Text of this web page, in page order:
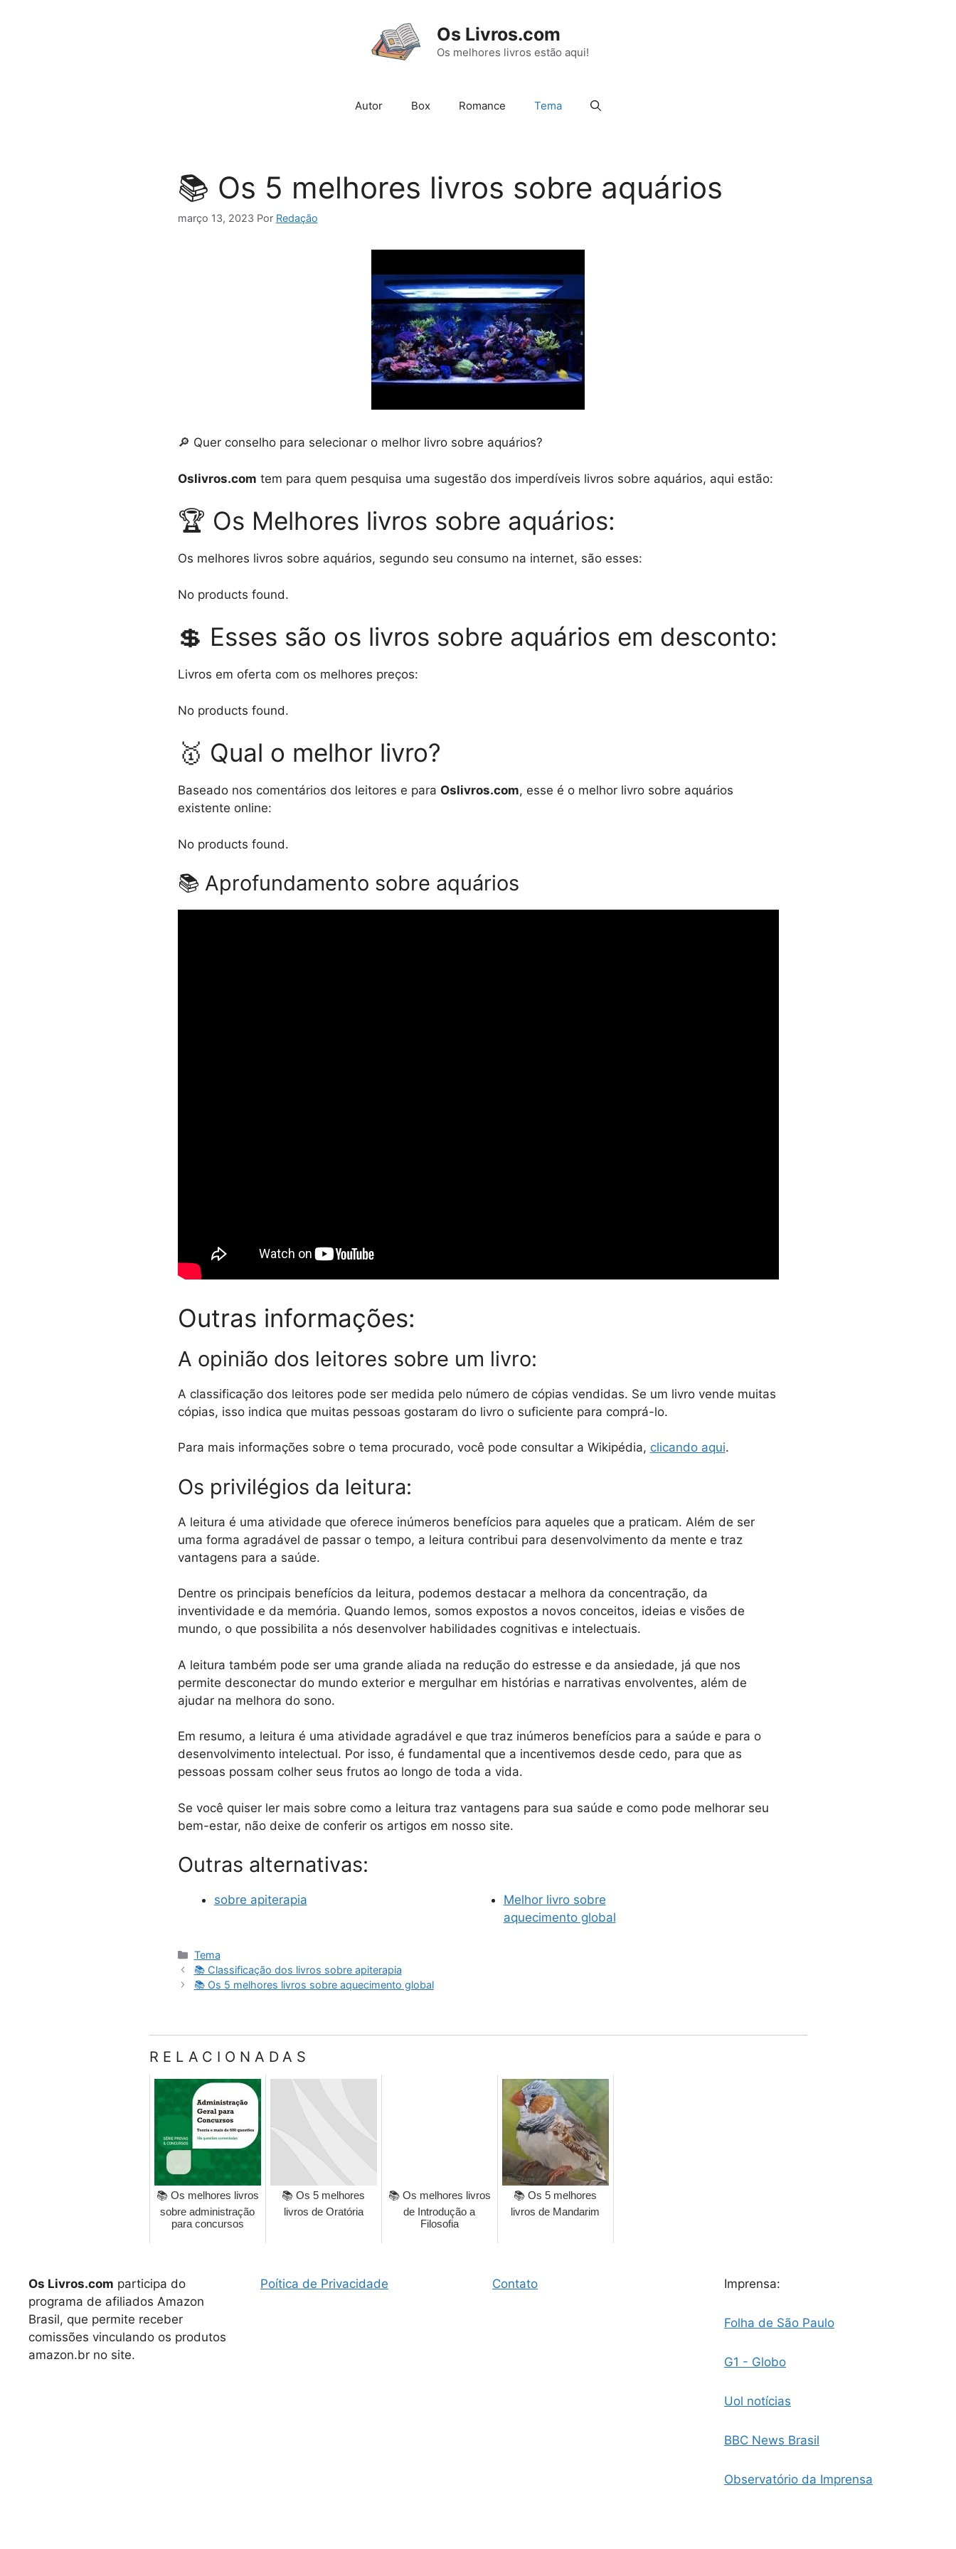
Os Livros.com
Os melhores livros estão aqui!
Autor Box Romance Tema
📚 Os 5 melhores livros sobre aquários
março 13, 2023 Por Redação
🔎 Quer conselho para selecionar o melhor livro sobre aquários?
Oslivros.com tem para quem pesquisa uma sugestão dos imperdíveis livros sobre aquários, aqui estão:
🏆 Os Melhores livros sobre aquários:
Os melhores livros sobre aquários, segundo seu consumo na internet, são esses:
No products found.
💲 Esses são os livros sobre aquários em desconto:
Livros em oferta com os melhores preços:
No products found.
🥇 Qual o melhor livro?
Baseado nos comentários dos leitores e para Oslivros.com, esse é o melhor livro sobre aquários
existente online:
No products found.
📚 Aprofundamento sobre aquários
Outras informações:
A opinião dos leitores sobre um livro:
A classificação dos leitores pode ser medida pelo número de cópias vendidas. Se um livro vende muitas
cópias, isso indica que muitas pessoas gostaram do livro o suficiente para comprá-lo.
Para mais informações sobre o tema procurado, você pode consultar a Wikipédia, clicando aqui.
Os privilégios da leitura:
A leitura é uma atividade que oferece inúmeros benefícios para aqueles que a praticam. Além de ser
uma forma agradável de passar o tempo, a leitura contribui para desenvolvimento da mente e traz
vantagens para a saúde.
Dentre os principais benefícios da leitura, podemos destacar a melhora da concentração, da
inventividade e da memória. Quando lemos, somos expostos a novos conceitos, ideias e visões de
mundo, o que possibilita a nós desenvolver habilidades cognitivas e intelectuais.
A leitura também pode ser uma grande aliada na redução do estresse e da ansiedade, já que nos
permite desconectar do mundo exterior e mergulhar em histórias e narrativas envolventes, além de
ajudar na melhora do sono.
Em resumo, a leitura é uma atividade agradável e que traz inúmeros benefícios para a saúde e para o
desenvolvimento intelectual. Por isso, é fundamental que a incentivemos desde cedo, para que as
pessoas possam colher seus frutos ao longo de toda a vida.
Se você quiser ler mais sobre como a leitura traz vantagens para sua saúde e como pode melhorar seu
bem-estar, não deixe de conferir os artigos em nosso site.
Outras alternativas:
sobre apiterapia
Melhor livro sobre
aquecimento global
Categorias
Tema
📚 Classificação dos livros sobre apiterapia
📚 Os 5 melhores livros sobre aquecimento global
RELACIONADAS
📚 Os melhores livros
sobre administração
para concursos
📚 Os 5 melhores
livros de Oratória
📚 Os melhores livros
de Introdução a
Filosofia
📚 Os 5 melhores
livros de Mandarim
Os Livros.com participa do
programa de afiliados Amazon
Brasil, que permite receber
comissões vinculando os produtos
amazon.br no site.
Poítica de Privacidade Contato Imprensa:
Folha de São Paulo
G1 - Globo
Uol notícias
BBC News Brasil
Observatório da Imprensa